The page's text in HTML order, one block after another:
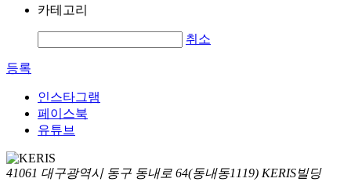
카테고리
취소
등록
인스타그램
페이스북
유튜브
41061 대구광역시 동구 동내로 64(동내동1119) KERIS빌딩